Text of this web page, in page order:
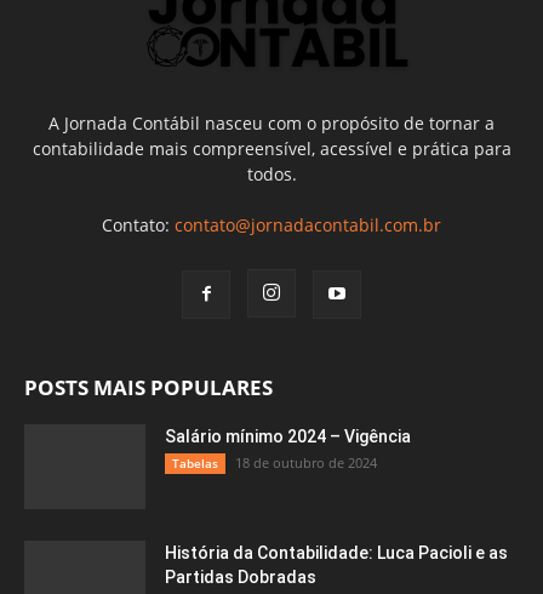
A Jornada Contábil nasceu com o propósito de tornar a
contabilidade mais compreensível, acessível e prática para
todos.
Contato: contato@jornadacontabil.com.br
POSTS MAIS POPULARES
Salário mínimo 2024 – Vigência
Tabelas 18 de outubro de 2024
História da Contabilidade: Luca Pacioli e as
Partidas Dobradas